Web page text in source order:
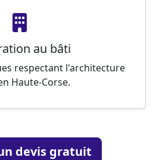
au bâti
respectant l'architecture
Haute-Corse.
devis gratuit